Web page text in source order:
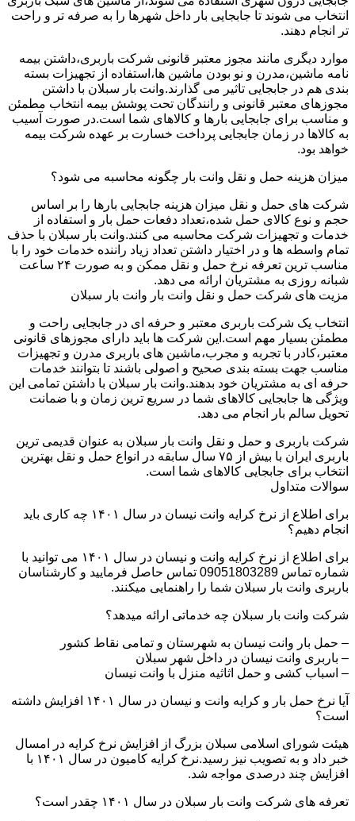
انتخاب می شوند تا جابجایی بار داخل شهرها را به صرفه تر و راحت
تر انجام دهند.
موارد دیگری مانند مجوز معتبر قانونی شرکت باربری،داشتن بیمه
نامه ماشین،مدرن و نو بودن ماشین ها،استفاده از تجهیزات بسته
بندی هم در جابجایی تاثیر می گذارند.وانت بار سبلان با داشتن
مجوزهای معتبر قانونی و رانندگان تحت پوشش بیمه انتخاب مطمئن
و مناسب برای جابجایی بارها و کالاهای شما است.در صورت آسیب
به کالاها در زمان جابجایی پرداخت خسارت بر عهده شرکت بیمه
خواهد بود.
میزان هزینه حمل و نقل وانت بار چگونه محاسبه می شود؟
شرکت های حمل و نقل میزان هزینه جابجایی بارها را بر اساس
حجم و نوع کالای حمل شده،تعداد دفعات حمل بار و استفاده از
خدمات و تجهیزات شرکت محاسبه می کنند.وانت بار سبلان با حذف
تمام واسطه ها و در اختیار داشتن تعداد زیاد راننده خدمات خود را با
مناسب ترین تعرفه نرخ حمل و نقل ممکن و به صورت ۲۴ ساعت
شبانه روزی به مشتریان ارائه می دهد.
مزیت های شرکت حمل و نقل وانت بار وانت بار سبلان
انتخاب یک شرکت باربری معتبر و حرفه ای در جابجایی راحت و
مطمئن بسیار مهم است.این شرکت ها باید دارای مجوزهای قانونی
معتبر،کادر با تجربه و مجرب،ماشین های باربری مدرن و تجهیزات
مناسب جهت بسته بندی صحیح و اصولی باشند تا بتوانند خدمات
حرفه ای به مشتریان خود بدهند.وانت بار سبلان با داشتن تمامی این
ویژگی ها جابجایی کالاهای شما در سریع ترین زمان و با ضمانت
تحویل سالم بار انجام می دهد.
شرکت باربری و حمل و نقل وانت بار سبلان به عنوان قدیمی ترین
باربری ایران با بیش از ۷۵ سال سابقه در انواع حمل و نقل بهترین
انتخاب برای جابجایی کالاهای شما است.
سوالات متداول
برای اطلاع از نرخ کرایه وانت نیسان در سال ۱۴۰۱ چه کاری باید
انجام دهیم؟
برای اطلاع از نرخ کرایه وانت و نیسان در سال ۱۴۰۱ می توانید با
شماره تماس 09051803289 تماس حاصل فرمایید و کارشناسان
باربری وانت بار سبلان شما را راهنمایی میکنند.
شرکت وانت بار سبلان چه خدماتی ارائه میدهد؟
– حمل بار وانت نیسان به شهرستان و تمامی نقاط کشور
– باربری وانت نیسان در داخل شهر سبلان
– اسباب کشی و حمل اثاثیه منزل با وانت نیسان
آیا نرخ حمل بار و کرایه وانت و نیسان در سال ۱۴۰۱ افزایش داشته
است؟
هیئت شورای اسلامی سبلان بزرگ از افزایش نرخ کرایه در امسال
خبر داد و به تصویب نیز رسید.نرخ کرایه کامیون در سال ۱۴۰۱ با
افزایش چند درصدی مواجه شد.
تعرفه های شرکت وانت بار سبلان در سال ۱۴۰۱ چقدر است؟